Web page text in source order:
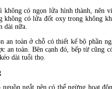
không có ngọn lửa hình thành, nên
không có lửa đốt oxy trong không
dài nữa.
an toàn ở chỗ có thiết kế bộ phần
an toàn. Bên cạnh đó, bếp từ cũng
dài tuổi thọ.
ngắt nên có thể ngừng hoạt